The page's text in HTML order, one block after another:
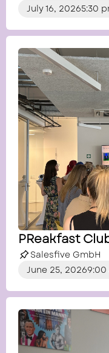
July 16, 20265:30
PReakfast
Salesfive GmbH
June 25, 20269:00